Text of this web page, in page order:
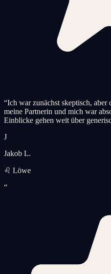
“Ich war zunächst skeptisch,
meine Partnerin und mich war
Einblicke gehen weit über
J
Jakob L.
♌ Löwe
“